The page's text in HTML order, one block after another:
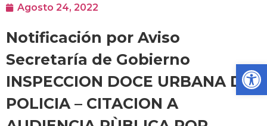
Agosto 24, 2022
Notificación por Aviso
Secretaría de Gobierno
INSPECCION DOCE URBANA DE
POLICIA – CITACION A